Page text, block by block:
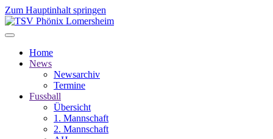
Zum Hauptinhalt springen
Home
News
Newsarchiv
Termine
Fussball
Übersicht
1. Mannschaft
2. Mannschaft